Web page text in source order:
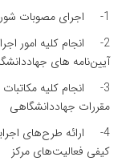
1- اجرای مصوبات شورای مرکزی
2- انجام کلیه امور
آیین‌نامه های
3- انجام کلیه مکاتبات
مقررات جهاددانشگاهی
4- ارائه طرح‌های
کیفی فعالیت‌های مرکز